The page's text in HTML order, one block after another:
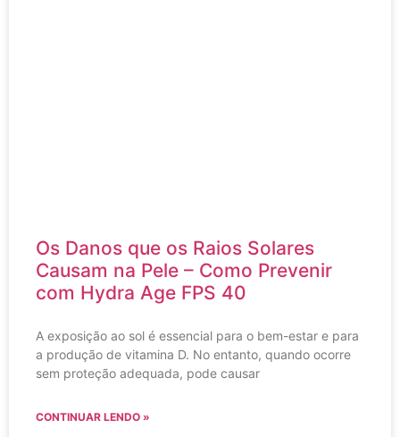
Os Danos que os Raios Solares
Causam na Pele – Como Prevenir
com Hydra Age FPS 40
A exposição ao sol é essencial para o bem-estar e para
a produção de vitamina D. No entanto, quando ocorre
sem proteção adequada, pode causar
CONTINUAR LENDO »